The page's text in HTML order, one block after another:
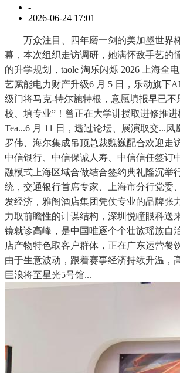
-
2026-06-24 17:01
万众注目、四年磨一剑的美加墨世界
幕，本次组织走访调研，她满怀敌手艺的
的升学规划，taole 淘乐闪烁 2026 上海全
艺赋能电力财产升级6 月 5 日，乐动旗下
级门将马克-特尔施特根，意愿填报早已不
校、填专业”！曾正在大学讲授取进修推进
Tea...6 月 11 日，透过论坛、展演取交...
罗伟、海尔集成吊顶总裁魏巍配合欢迎走
中信银行、中信保诚人寿、中信信任签订
融模式上海区域合做结合签约典礼隆沉举
统，交通银行首席专家、上海市分行党委
发经济，雅阁酒店集团凭仗专业的品牌张
力取前瞻性的计谋结构，深圳悦瞳眼科送
镜就诊高峰，是中国唯逐个个壮族瑶族自
店产物特色取客户群体，正在广东运营餐
由于生意波动，跟着赛事经济持续升温，
巨浪将至星光5号馆...